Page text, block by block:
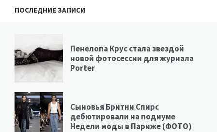
ПОСЛЕДНИЕ ЗАПИСИ
Пенелопа Крус стала звездой
новой фотосессии для журнала
Porter
Сыновья Бритни Спирс
дебютировали на подиуме
Недели моды в Париже (ФОТО)